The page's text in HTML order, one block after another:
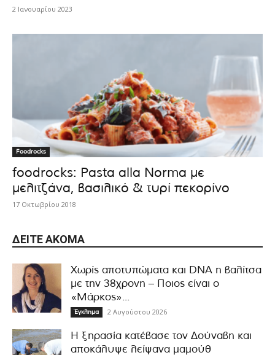
2 Ιανουαρίου 2023
Foodrocks
foodrocks: Pasta alla Norma με
μελιτζάνα, βασιλικό & τυρί πεκορίνο
17 Οκτωβρίου 2018
ΔΕΊΤΕ ΑΚΌΜΑ
Χωρίς αποτυπώματα και DNA η βαλίτσα
με την 38χρονη – Ποιος είναι ο
«Μάρκος»...
Έγκλημα 2 Αυγούστου 2026
Η ξηρασία κατέβασε τον Δούναβη και
αποκάλυψε λείψανα μαμούθ